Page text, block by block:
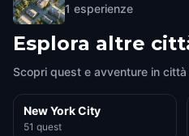
1 esperienze
Esplora altre
Scopri quest e avventure in
New York City
51 quest